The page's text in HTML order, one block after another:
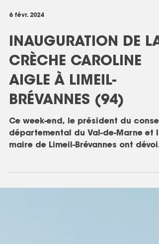
INAUGURATION DE LA
CRÈCHE CAROLINE
AIGLE À LIMEIL-
BRÉVANNES (94)
Ce week-end, le président du
départemental du Val-de-Marne et
ce magnifique équipement,...